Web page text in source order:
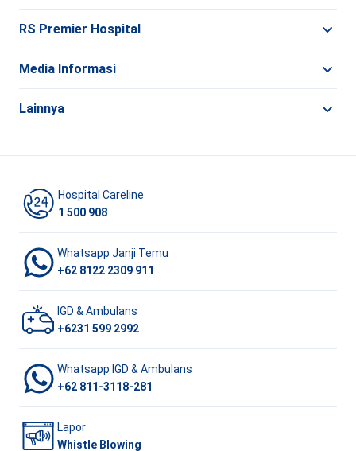
RS Premier Hospital
Media Informasi
Lainnya
Hospital Careline
1 500 908
Whatsapp Janji Temu
+62 8122 2309 911
IGD & Ambulans
+6231 599 2992
Whatsapp IGD & Ambulans
+62 811-3118-281
Lapor
Whistle Blowing